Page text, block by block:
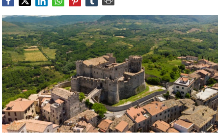
Service
e
tutte
le
novità
del
comparto
Horeca.